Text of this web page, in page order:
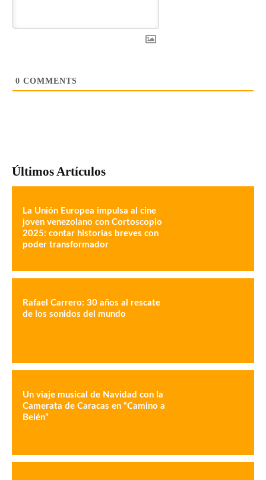
0 COMMENTS
Últimos Artículos
La Unión Europea impulsa al cine
joven venezolano con Cortoscopio
2025: contar historias breves con
poder transformador
Rafael Carrero: 30 años al rescate
de los sonidos del mundo
Un viaje musical de Navidad con la
Camerata de Caracas en “Camino a
Belén”